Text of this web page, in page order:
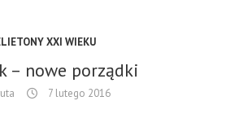
XXI WIEKU
– nowe porządki
7 lutego 2016